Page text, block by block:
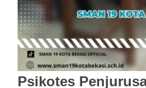
Psikotes